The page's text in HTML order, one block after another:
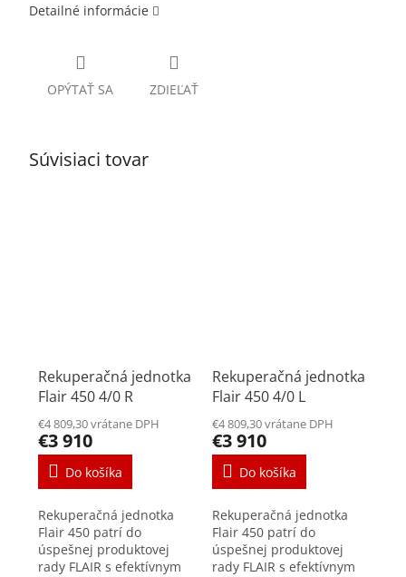
Detailné informácie
OPÝTAŤ SA ZDIEĽAŤ
Súvisiaci tovar
Rekuperačná jednotka
Flair 450 4/0 R
€4 809,30 vrátane DPH
€3 910
Do košíka
Rekuperačná jednotka
Flair 450 patrí do
úspešnej produktovej
rady FLAIR s efektívnym
Rekuperačná jednotka
Flair 450 4/0 L
€4 809,30 vrátane DPH
€3 910
Do košíka
Rekuperačná jednotka
Flair 450 patrí do
úspešnej produktovej
rady FLAIR s efektívnym